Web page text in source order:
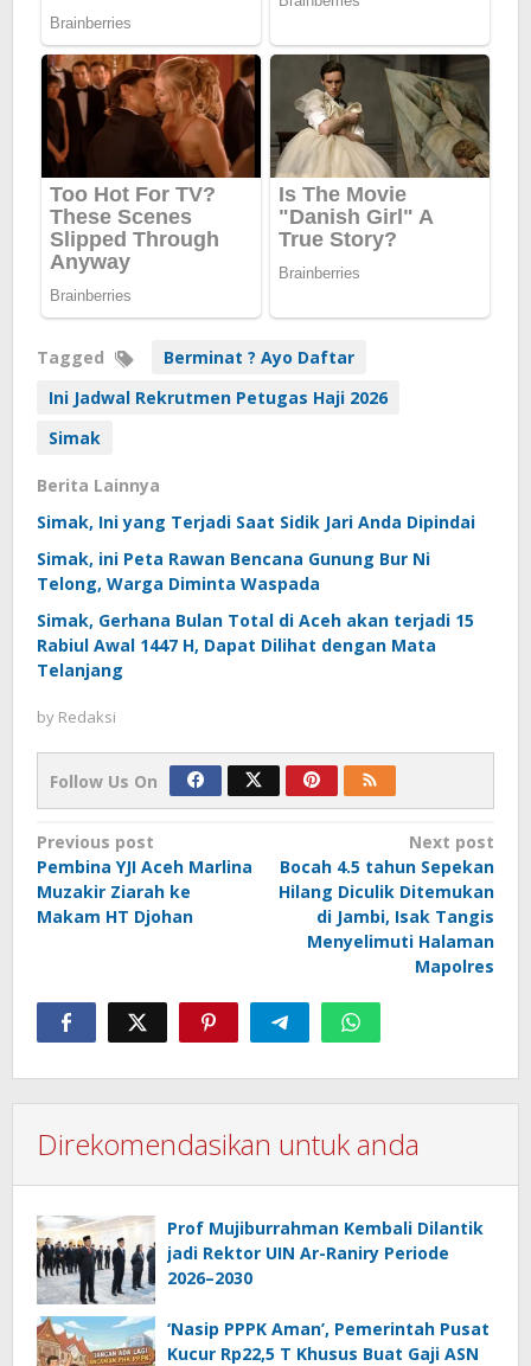
Tagged
Berminat ? Ayo Daftar
Ini Jadwal Rekrutmen Petugas Haji 2026
Simak
Berita Lainnya
Simak, Ini yang Terjadi Saat Sidik Jari Anda Dipindai
Simak, ini Peta Rawan Bencana Gunung Bur Ni
Telong, Warga Diminta Waspada
Simak, Gerhana Bulan Total di Aceh akan terjadi 15
Rabiul Awal 1447 H, Dapat Dilihat dengan Mata
Telanjang
by Redaksi
Follow Us On
Post
navigation
Previous post
Pembina YJI Aceh Marlina
Muzakir Ziarah ke
Makam HT Djohan
Next post
Bocah 4.5 tahun Sepekan
Hilang Diculik Ditemukan
di Jambi, Isak Tangis
Menyelimuti Halaman
Mapolres
Direkomendasikan untuk anda
Prof Mujiburrahman Kembali Dilantik
jadi Rektor UIN Ar-Raniry Periode
2026–2030
‘Nasip PPPK Aman’, Pemerintah Pusat
Kucur Rp22,5 T Khusus Buat Gaji ASN